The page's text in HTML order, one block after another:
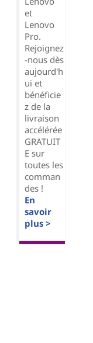
et
Lenovo
Pro.
Rejoignez
-nous dès
aujourd'h
ui et
bénéficie
z de la
livraison
accélérée
GRATUIT
E sur
toutes les
comman
des !
En
savoir
plus >